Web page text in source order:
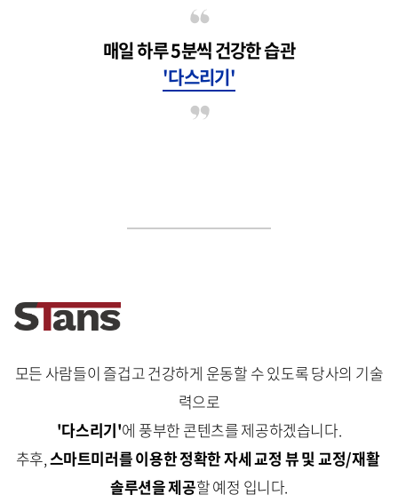
매일 하루 5분씩건강한 습관
'다스리기'
모든 사람들이 즐겁고 건강하게 운동할 수 있도록 당사의 기술
력으로
'다스리기'에 풍부한 콘텐츠를 제공하겠습니다.
추후,스마트미러를 이용한 정확한 자세 교정 뷰 및 교정/재활
솔루션을 제공할 예정 입니다.